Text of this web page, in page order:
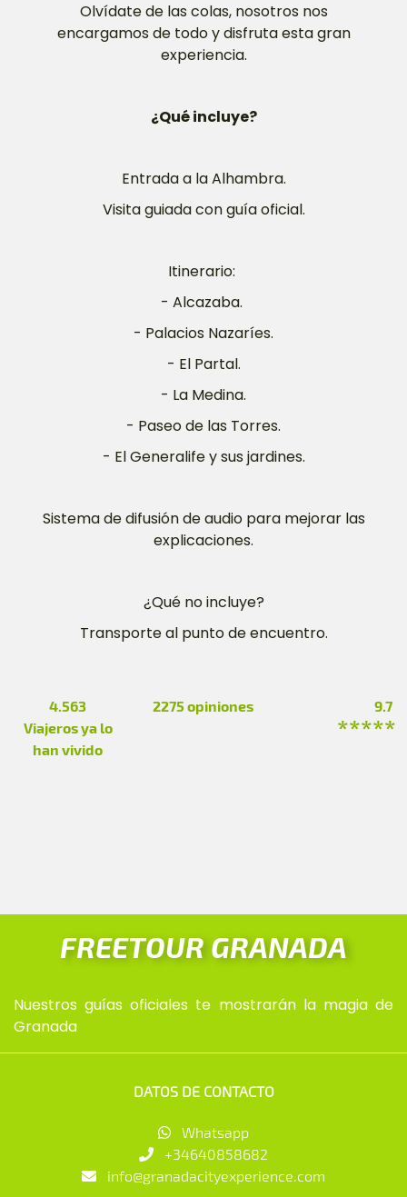
Olvídate de las colas, nosotros nos
encargamos de todo y disfruta esta gran
experiencia.
¿Qué incluye?
Entrada a la Alhambra.
Visita guiada con guía oficial.
Itinerario:
- Alcazaba.
- Palacios Nazaríes.
- El Partal.
- La Medina.
- Paseo de las Torres.
- El Generalife y sus jardines.
Sistema de difusión de audio para mejorar las
explicaciones.
¿Qué no incluye?
Transporte al punto de encuentro.
4.563
Viajeros ya lo
han vivido
2275opiniones 9.7
*****
FREETOUR GRANADA
Nuestros guías oficiales te mostrarán la magia de
Granada
DATOS DE CONTACTO
Whatsapp
+34640858682
info@granadacityexperience.com